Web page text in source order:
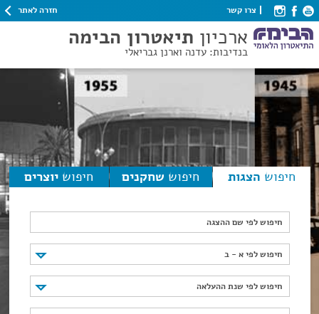
צרו קשר חזרה לאתר
ארכיון תיאטרון הבימה
בנדיבות: עדנה וארנן גבריאלי
חיפוש הצגות חיפוש שחקנים חיפוש יוצרים
חיפוש לפי שם ההצגה
חיפוש לפי א - ב
חיפוש לפי א - ב
חיפוש לפי שנת ההעלאה
חיפוש לפי שנת ההעלאה